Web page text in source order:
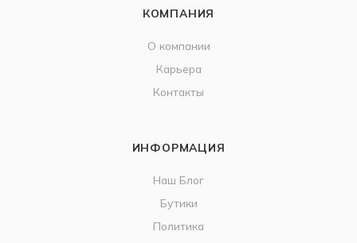
КОМПАНИЯ
О компании
Карьера
Контакты
ИНФОРМАЦИЯ
Наш Блог
Бутики
Политика